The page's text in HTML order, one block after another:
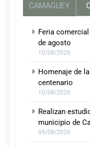
CAMAGUEY
Feria
de agosto
10/08/2026
Homenaje de
centenario
10/08/2026
Realizan
municipio de
09/08/2026